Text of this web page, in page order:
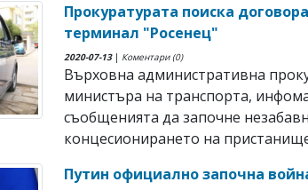
Прокуратурата поиска
терминал "Росенец"
2020-07-13| Коментари (0)
Върховна административна
министъра на транспорта,
съобщенията да започне
концесионирането на
Путин официално започна